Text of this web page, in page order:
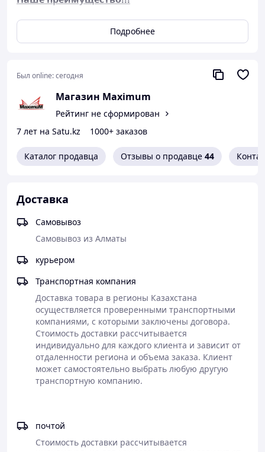
Автостекла
дешевым Китаем:*
1. прочный пластик-
крепкие крепления
особенно устойчивы к
морозу.
мутнеют фары и остается
качественное нанесение –
не отслаивается и не
мощных лампах
4. Соответствует пучку
фокусировке света
5. Хорошая герметичность –
пыль (не потеют)
7. Хорошие контакты и
медная проводка
8. Гарантии 14 дней.
дешевым Китаем:*
1. Толстое стекло
Подробнее
Был online:сегодня
Mагазин Maximum
Рейтинг не сформирован
7 лет на Satu.kz
1000+ заказов
Каталог продавца Отзывы о продавце 44
Доставка
Самовывоз
Самовывоз из Алматы
курьером
Транспортная компания
Доставка товара в регионы Казахстана
осуществляется проверенными транспортными
компаниями, с которыми заключены договора.
Стоимость доставки рассчитывается
индивидуально для каждого клиента и зависит от
отдаленности региона и объема заказа. Клиент
может самостоятельно выбрать любую другую
транспортную компанию.
почтой
Стоимость доставки рассчитывается